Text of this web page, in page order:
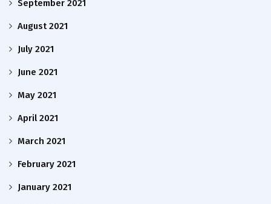
September 2021
August 2021
July 2021
June 2021
May 2021
April 2021
March 2021
February 2021
January 2021